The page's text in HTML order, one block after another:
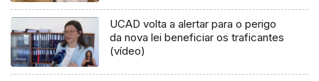
UCAD volta a alertar para o perigo
da nova lei beneficiar os traficantes
(vídeo)